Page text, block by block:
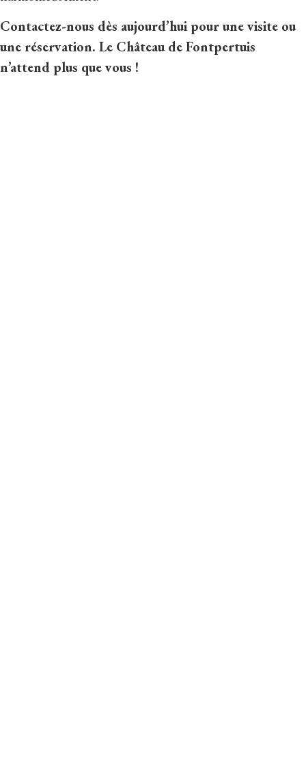
Contactez-nous dès aujourd’hui pour une visite ou
une réservation. Le Château de Fontpertuis
n’attend plus que vous !